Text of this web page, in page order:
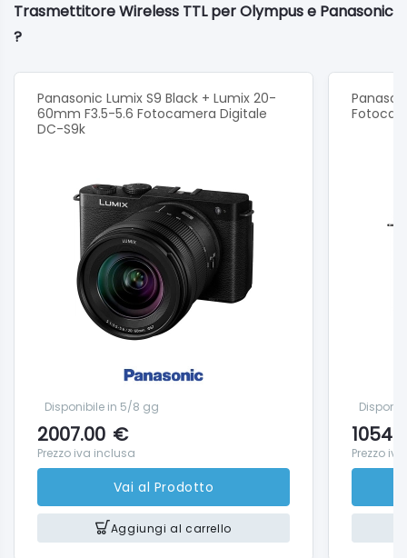
Trasmettitore Wireless TTL per Olympus e Panasonic
?
Panasonic Lumix S9 Black + Lumix 20-
60mm F3.5-5.6 Fotocamera Digitale
DC-S9k
Disponibile in 5/8 gg
2007.00 €
Prezzo iva inclusa
Vai al Prodotto
Aggiungi al carrello
Prezzo